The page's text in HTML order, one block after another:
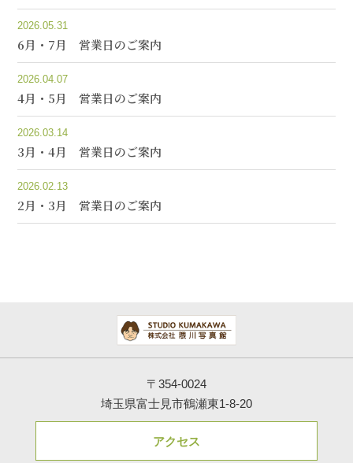
2026.05.31
6月・7月 営業日のご案内
2026.04.07
4月・5月 営業日のご案内
2026.03.14
3月・4月 営業日のご案内
2026.02.13
2月・3月 営業日のご案内
〒354-0024
埼玉県富士見市鶴瀬東1-8-20
アクセス